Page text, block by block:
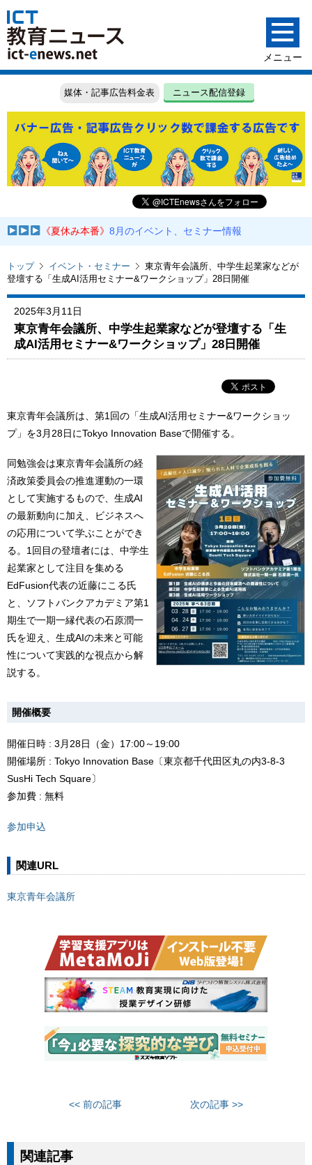
媒体・記事広告料金表 ニュース配信登録
《夏休み本番》8月のイベント、セミナー情報
トップ イベント・セミナー
東京青年会議所、中学生起業家などが
登壇する「生成AI活用セミナー&ワークショップ」28日開催
2025年3月11日
東京青年会議所、中学生起業家などが登壇する「生
成AI活用セミナー&ワークショップ」28日開催
東京青年会議所は、第1回の「生成AI活用セミナー&ワークショッ
プ」を3月28日にTokyo Innovation Baseで開催する。
同勉強会は東京青年会議所の経
済政策委員会の推進運動の一環
として実施するもので、生成AI
の最新動向に加え、ビジネスへ
の応用について学ぶことができ
る。1回目の登壇者には、中学生
起業家として注目を集める
EdFusion代表の近藤にこる氏
と、ソフトバンクアカデミア第1
期生で一期一縁代表の石原潤一
氏を迎え、生成AIの未来と可能
性について実践的な視点から解
説する。
開催概要
開催日時 : 3月28日（金）17:00～19:00
開催場所 : Tokyo Innovation Base〔東京都千代田区丸の内3-8-3
SusHi Tech Square〕
参加費 : 無料
参加申込
関連URL
東京青年会議所
<< 前の記事 次の記事 >>
関連記事